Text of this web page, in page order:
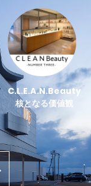
C.L.E.A.N.Beauty
核となる価値観